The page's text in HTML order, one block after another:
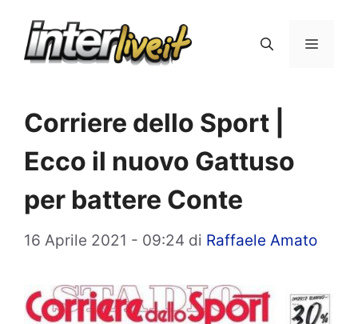
Menu
Corriere dello Sport |
Ecco il nuovo Gattuso
per battere Conte
16 Aprile 2021 - 09:24 di Raffaele Amato